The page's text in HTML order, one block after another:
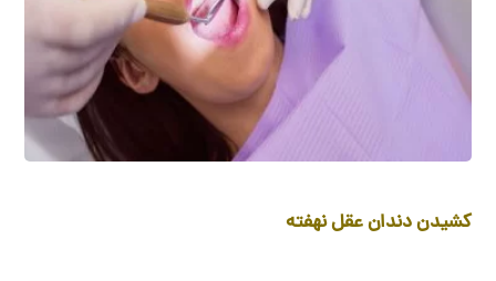
کشیدن دندان عقل نهفته